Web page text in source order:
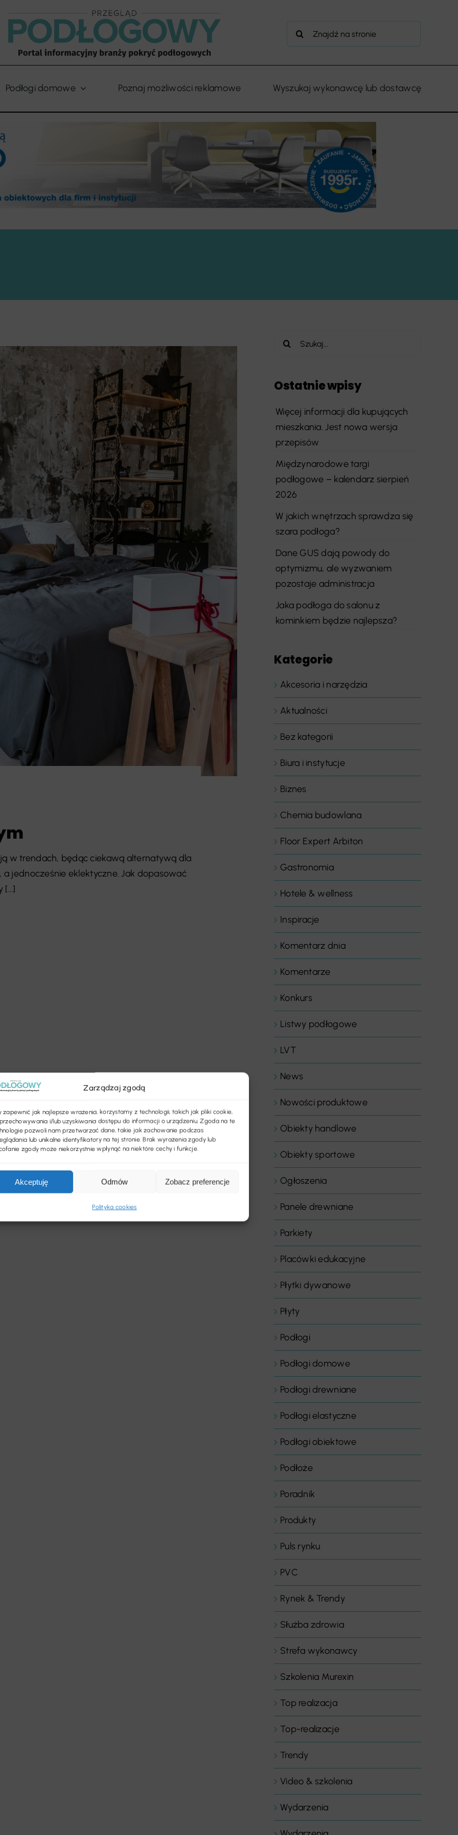
Zarządzaj zgodą
zapewnić jak najlepsze wrażenia, korzystamy z technologii, takich jak pliki cookie,
i/lub uzyskiwania dostępu do informacji o urządzeniu. Zgoda na te
pozwoli nam przetwarzać dane, takie jak zachowanie podczas
lub unikalne identyfikatory na tej stronie. Brak wyrażenia zgody lub
zgody może niekorzystnie wpłynąć na niektóre cechy i funkcje.
Akceptuję Odmów Zobacz preferencje
Polityka cookies
Szukaj
Podłogi domowe Poznaj możliwości reklamowe Wyszukaj wykonawcę lub dostawcę
w trendach, będąc ciekawą alternatywą dla
jednocześnie eklektyczne. Jak dopasować
Szukaj
Ostatnie wpisy
Więcej informacji dla kupujących
mieszkania. Jest nowa wersja
przepisów
Międzynarodowe targi
podłogowe – kalendarz sierpień
2026
W jakich wnętrzach sprawdza się
szara podłoga?
Dane GUS dają powody do
optymizmu, ale wyzwaniem
pozostaje administracja
Jaka podłoga do salonu z
kominkiem będzie najlepsza?
Kategorie
Akcesoria i narzędzia
Aktualności
Bez kategorii
Biura i instytucje
Biznes
Chemia budowlana
Floor Expert Arbiton
Gastronomia
Hotele & wellness
Inspiracje
Komentarz dnia
Komentarze
Konkurs
Listwy podłogowe
LVT
News
Nowości produktowe
Obiekty handlowe
Obiekty sportowe
Ogłoszenia
Panele drewniane
Parkiety
Placówki edukacyjne
Płytki dywanowe
Płyty
Podłogi
Podłogi domowe
Podłogi drewniane
Podłogi elastyczne
Podłogi obiektowe
Podłoże
Poradnik
Produkty
Puls rynku
PVC
Rynek & Trendy
Służba zdrowia
Strefa wykonawcy
Szkolenia Murexin
Top realizacja
Top-realizacje
Trendy
Video & szkolenia
Wydarzenia